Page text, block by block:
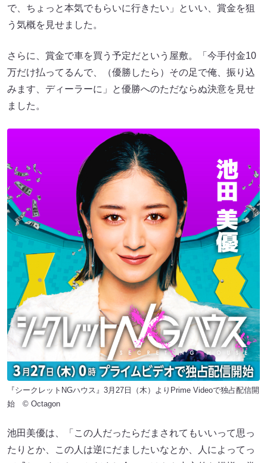
で、ちょっと本気でもらいに行きたい」といい、賞金を狙
う気概を見せました。
さらに、賞金で車を買う予定だという屋敷。「今手付金10
万だけ払ってるんで、（優勝したら）その足で俺、振り込
みます、ディーラーに」と優勝へのただならぬ決意を見せ
ました。
『シークレットNGハウス』3月27日（木）よりPrime Videoで独占配信開
始 © Octagon
池田美優は、「この人だったらだまされてもいいって思っ
たりとか、この人は逆にだましたいなとか、人によってっ